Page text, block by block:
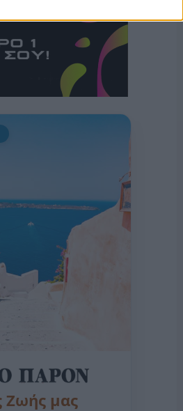
Ζωής μας